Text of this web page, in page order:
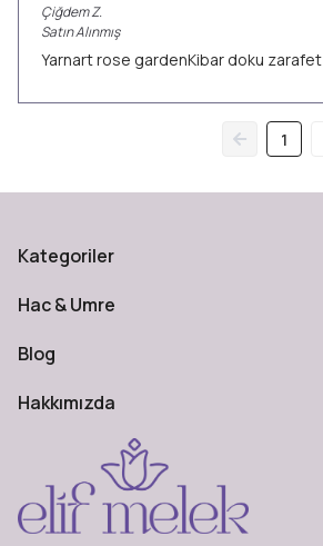
ÇiğdemZ.
Satın Alınmış
Yarnart rose gardenKibar doku zarafet
1
Kategoriler
Hac & Umre
Blog
Hakkımızda